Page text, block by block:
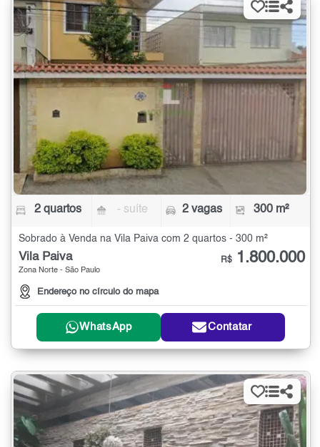
2 quartos - suíte 2 vagas 300 m²
Sobrado à Venda na Vila Paiva com 2 quartos - 300 m²
Vila Paiva
Zona Norte - São Paulo
Endereço no círculo do mapa
R$ 1.800.000
WhatsApp Contatar